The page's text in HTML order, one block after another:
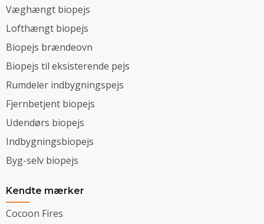
Væghængt biopejs
Lofthængt biopejs
Biopejs brændeovn
Biopejs til eksisterende pejs
Rumdeler indbygningspejs
Fjernbetjent biopejs
Udendørs biopejs
Indbygningsbiopejs
Byg-selv biopejs
Kendte mærker
Cocoon Fires